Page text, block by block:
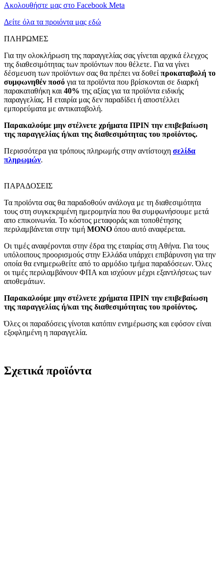
Ακολουθήστε μας στο Facebook Meta
Δείτε όλα τα προιόντα μας εδώ
ΠΛΗΡΩΜΕΣ
Για την ολοκλήρωση της παραγγελίας σας γίνεται αρχικά έλεγχος
της διαθεσιμότητας των προϊόντων που θέλετε. Για να γίνει
δέσμευση των προϊόντων σας θα πρέπει να δοθεί προκαταβολή το
συμφωνηθέν ποσό για τα προϊόντα που βρίσκονται σε διαρκή
παρακαταθήκη και 40% της αξίας για τα προϊόντα ειδικής
παραγγελίας. Η εταιρία μας δεν παραδίδει ή αποστέλλει
εμπορεύματα με αντικαταβολή.
Παρακαλούμε μην στέλνετε χρήματα ΠΡΙΝ την επιβεβαίωση
της παραγγελίας ή/και της διαθεσιμότητας του προϊόντος.
Περισσότερα για τρόπους πληρωμής στην αντίστοιχη σελίδα
πληρωμών.
ΠΑΡΑΔΟΣΕΙΣ
Τα προϊόντα σας θα παραδοθούν ανάλογα με τη διαθεσιμότητα
τους στη συγκεκριμένη ημερομηνία που θα συμφωνήσουμε μετά
απο επικοινωνία. Το κόστος μεταφοράς και τοποθέτησης
περιλαμβάνεται στην τιμή MONO όπου αυτό αναφέρεται.
Οι τιμές αναφέρονται στην έδρα της εταιρίας στη Αθήνα. Για τους
υπόλοιπους προορισμούς στην Ελλάδα υπάρχει επιβάρυνση για την
οποία θα ενημερωθείτε από το αρμόδιο τμήμα παραδόσεων. Όλες
οι τιμές περιλαμβάνουν ΦΠΑ και ισχύουν μέχρι εξαντλήσεως των
αποθεμάτων.
Παρακαλούμε μην στέλνετε χρήματα ΠΡΙΝ την επιβεβαίωση
της παραγγελίας ή/και της διαθεσιμότητας του προϊόντος.
Όλες οι παραδόσεις γίνοται κατόπιν ενημέρωσης και εφόσον είναι
εξοφλημένη η παραγγελία.
Σχετικά προϊόντα